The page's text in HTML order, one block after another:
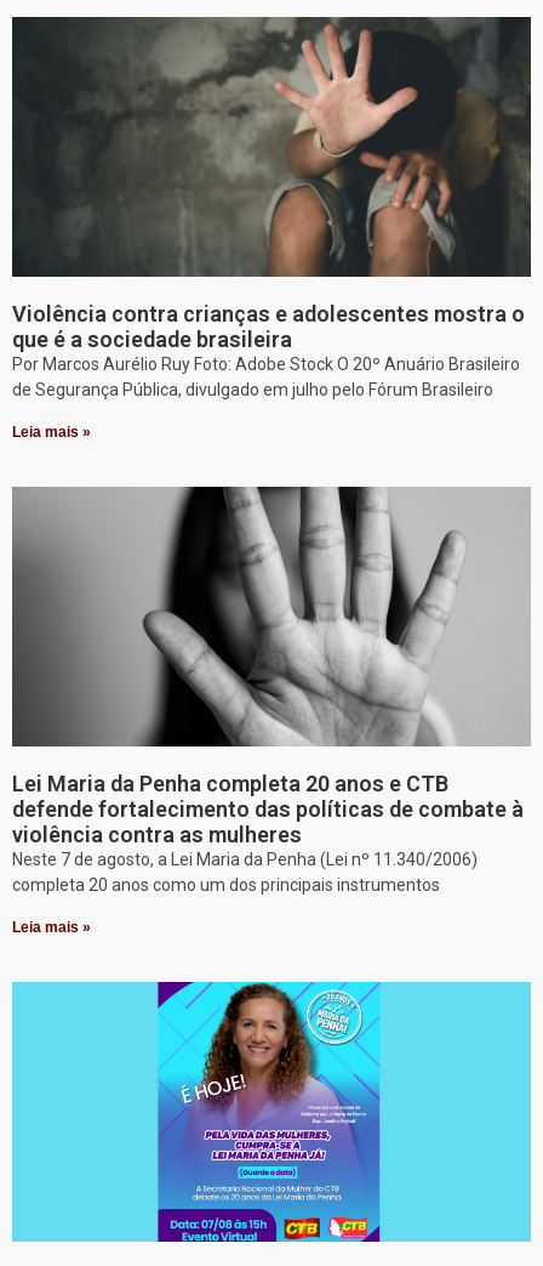
Violência contra crianças e adolescentes mostra o
que é a sociedade brasileira
Por Marcos Aurélio Ruy Foto: Adobe Stock O 20º Anuário Brasileiro
de Segurança Pública, divulgado em julho pelo Fórum Brasileiro
Leia mais »
Lei Maria da Penha completa 20 anos e CTB
defende fortalecimento das políticas de combate à
violência contra as mulheres
Neste 7 de agosto, a Lei Maria da Penha (Lei nº 11.340/2006)
completa 20 anos como um dos principais instrumentos
Leia mais »